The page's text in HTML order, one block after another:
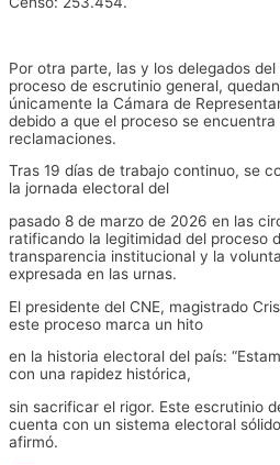
Por otra parte, las y los delegados
proceso de escrutinio general,
únicamente la Cámara de
debido a que el proceso se
reclamaciones.
Tras 19 días de trabajo continuo, se
la jornada electoral del
pasado 8 de marzo de 2026 en las
ratificando la legitimidad del proceso
transparencia institucional y la
expresada en las urnas.
El presidente del CNE, magistrado
este proceso marca un hito
en la historia electoral del país:
con una rapidez histórica,
sin sacrificar el rigor. Este escrutinio
cuenta con un sistema electoral
afirmó.